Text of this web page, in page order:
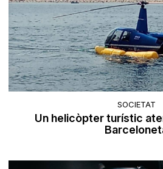
SOCIETAT
Un helicòpter turístic